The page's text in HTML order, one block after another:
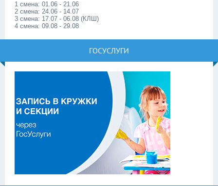
1 смена: 01.06 - 21.06
2 смена: 24.06 - 14.07
3 смена: 17.07 - 06.08 (КЛШ)
4 смена: 09.08 - 29.08
ГОСУСЛУГИ